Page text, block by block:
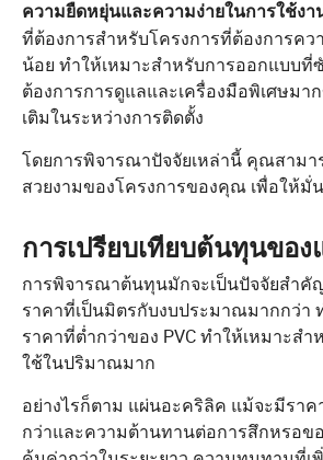
ความยืดหยุ่นและความง่ายในการใช้งา
ที่ต้องการสำหรับโครงการที่ต้องการค
น้อย ทำให้เหมาะสำหรับการออกแบบ
ต้องการการดูแลและเครื่องมือพิเศษม
เติมในระหว่างการติดตั้ง
โดยการพิจารณาปัจจัยเหล่านี้ คุณสาม
สวยงามของโครงการของคุณ เพื่อให้
การเปรียบเทียบต้นทุนขอ
การพิจารณาต้นทุนมักจะเป็นปัจจัยสำคั
ราคาที่เป็นมิตรกับงบประมาณมากกว่า
ราคาที่ต่ำกว่าของ PVC ทำให้เหมาะส
ใช้ในปริมาณมาก
อย่างไรก็ตาม แผ่นอะคริลิค แม้จะมีรา
กว่าและความต้านทานต่อการสึกหรอข